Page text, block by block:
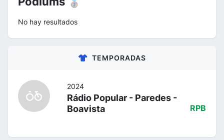
No hay resultados
TEMPORADAS
2024
Rádio Popular - Paredes -
Boavista
RPB